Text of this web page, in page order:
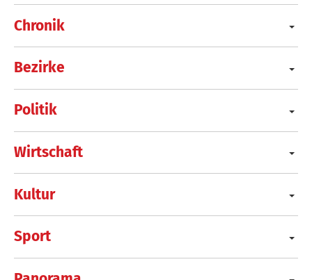
Chronik
Bezirke
Politik
Wirtschaft
Kultur
Sport